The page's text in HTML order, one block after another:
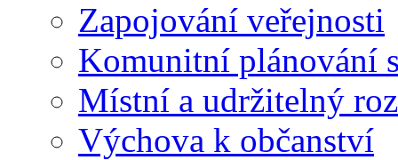
Zapojování veřejnosti
Komunitní plánování
Místní a udržitelný
Výchova k občanství